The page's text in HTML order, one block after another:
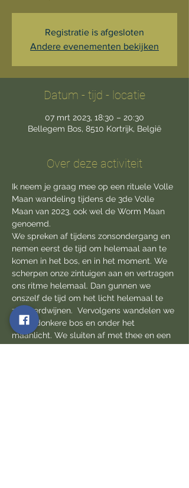
Registratie is afgesloten
Andere evenementen bekijken
Datum - tijd - locatie
07 mrt 2023, 18:30 – 20:30
Bellegem Bos, 8510 Kortrijk, België
Over deze activiteit
Ik neem je graag mee op een rituele Volle
Maan wandeling tijdens de 3de Volle
Maan van 2023, ook wel de Worm Maan
genoemd.
We spreken af tijdens zonsondergang en
nemen eerst de tijd om helemaal aan te
komen in het bos, en in het moment. We
scherpen onze zintuigen aan en vertragen
ons ritme helemaal. Dan gunnen we
onszelf de tijd om het licht helemaal te
zien verdwijnen.  Vervolgens wandelen we
in het donkere bos en onder het
maanlicht. We sluiten af met thee en een